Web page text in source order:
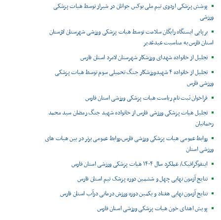
پوشش پزشکی اردوی تیم ملی بوکس جوانان در شیراز توسط هیات پزشکی
ورزشی
برپایی ایستگاه رایگان سلامت توسط هیات پزشکی ورزشی شهرستان لارستان
استان فارس به مناسبت عیدغدیر
تجلیل از خانواده شهدای ورزشکار شهرستان لامرد استان فارس
تجلیل از خانواده ۴ شهیدورزشکار جنگ تحمیلی سوم توسط هیات پزشکی
ورزشی فارس
فراخوان ثبت نام ریاست هیات پزشکی ورزشی استان فارس
تجلیل هیات پزشکی ورزشی فارس از خانواده شهید جنگ رمضان سید محمد
رحمانیان
روابط عمومی هیات پزشکی ورزشی فارس،روابط عمومی برتر در بین هیات های
ورزشی استان
اینفوگرافیک/ عملکرد سال ۱۴۰۴ هیات پزشکی ورزشی استان فارس
نتایج آزمون نهایی چهل و ششمین دوره پزشک تیم استان فارس
نتایج آزمون نهایی هفتاد و یکمین دوره ورزش درمانی درآب استان فارس
پویش اهدای خون هیات پزشکی ورزشی استان فارس